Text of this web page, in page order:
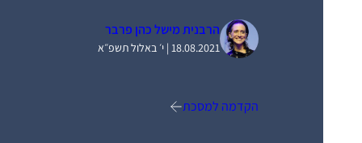
הרבנית מישל כהן פרבר
18.08.2021 | י׳ באלול תשפ״א
הקדמה למסכת